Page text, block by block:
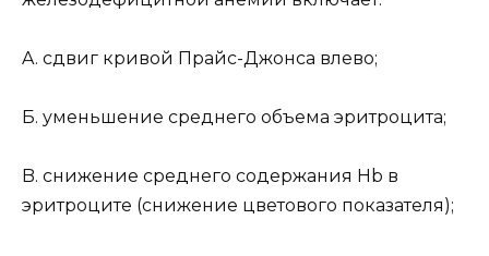
A. сдвиг кривой Прайс-Джонса влево;
Б. уменьшение среднего объема эритроцита;
B. снижение среднего содержания Нb в
эритроците (снижение цветового показателя);